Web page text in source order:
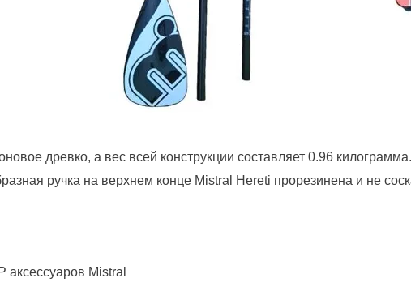
древко, а вес всей конструкции составляет 0.96
ручка на верхнем конце Mistral Hereti прорезинена и не
аксессуаров Mistral